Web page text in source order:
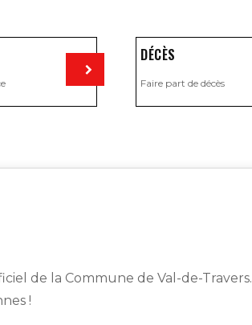
DÉCÈS
Faire part de décès
de la Commune de Val-de-Travers.
!